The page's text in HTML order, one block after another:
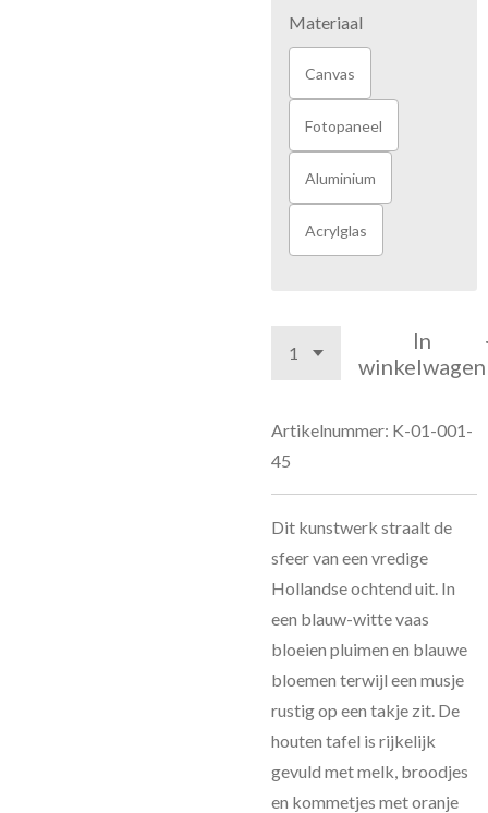
Materiaal
Canvas
Fotopaneel
Aluminium
Acrylglas
In
winkelwagen
Artikelnummer: K-01-001-
45
Dit kunstwerk straalt de
sfeer van een vredige
Hollandse ochtend uit. In
een blauw-witte vaas
bloeien pluimen en blauwe
bloemen terwijl een musje
rustig op een takje zit. De
houten tafel is rijkelijk
gevuld met melk, broodjes
en kommetjes met oranje